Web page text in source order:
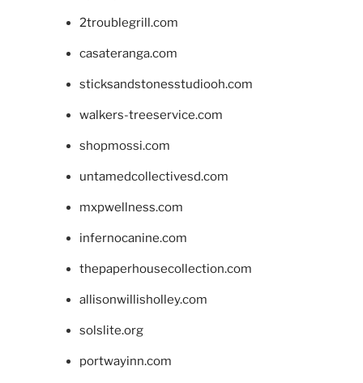
2troublegrill.com
casateranga.com
sticksandstonesstudiooh.com
walkers-treeservice.com
shopmossi.com
untamedcollectivesd.com
mxpwellness.com
infernocanine.com
thepaperhousecollection.com
allisonwillisholley.com
solslite.org
portwayinn.com